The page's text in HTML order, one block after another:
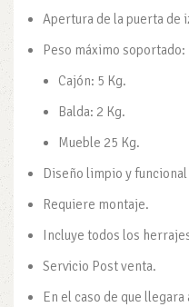
Apertura de la puerta de
Peso máximo soportado:
Cajón: 5 Kg.
Balda: 2 Kg.
Mueble 25 Kg.
Diseño limpio y funcional
Requiere montaje.
Incluye todos los
Servicio Post venta.
En el caso de que